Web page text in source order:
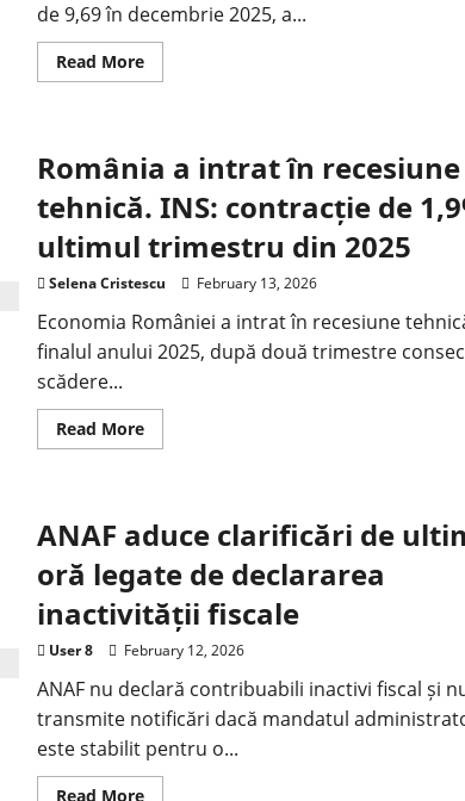
de 9,69 în decembrie 2025, a...
Read More
România a intrat în recesiune
tehnică. INS: contracție de
ultimul trimestru din 2025
Selena Cristescu February 13, 2026
Economia României a intrat în recesiune
finalul anului 2025, după două trimestre
scădere...
Read More
ANAF aduce clarificări de
oră legate de declararea
inactivității fiscale
User 8 February 12, 2026
ANAF nu declară contribuabili inactivi fiscal și
transmite notificări dacă mandatul
este stabilit pentru o...
Read More